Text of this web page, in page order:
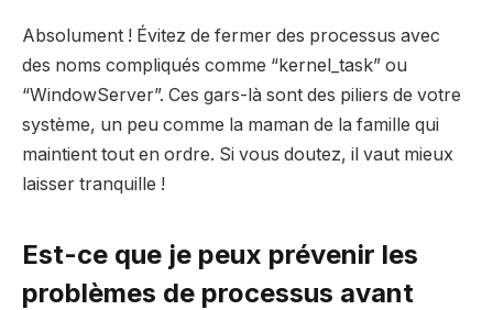
Absolument ! Évitez de fermer des processus avec
des noms compliqués comme “kernel_task” ou
“WindowServer”. Ces gars-là sont des piliers de votre
système, un peu comme la maman de la famille qui
maintient tout en ordre. Si vous doutez, il vaut mieux
laisser tranquille !
Est-ce que je peux prévenir les
problèmes de processus avant